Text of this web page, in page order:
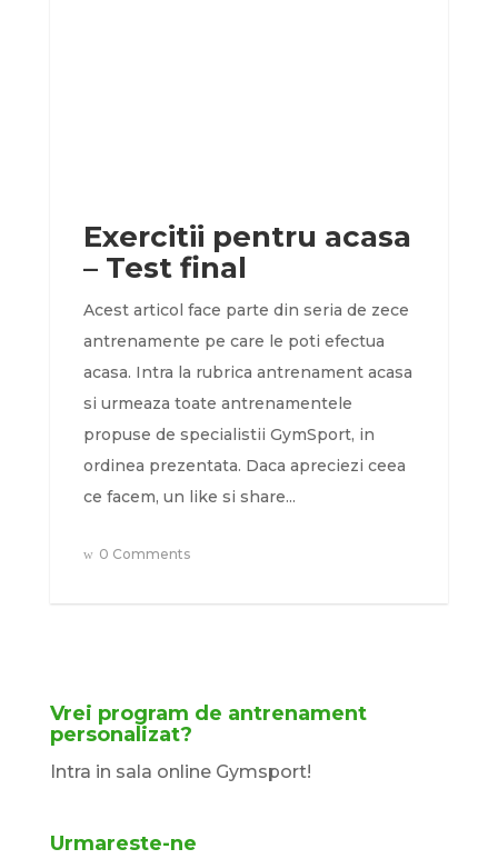
Exercitii pentru acasa
– Test final
Acest articol face parte din seria de zece
antrenamente pe care le poti efectua
acasa. Intra la rubrica antrenament acasa
si urmeaza toate antrenamentele
propuse de specialistii GymSport, in
ordinea prezentata. Daca apreciezi ceea
ce facem, un like si share...
0 Comments
Vrei program de antrenament
personalizat?
Intra in sala online Gymsport!
Urmareste-ne